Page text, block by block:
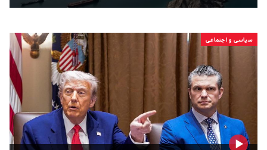
سیاسی و اجتماعی